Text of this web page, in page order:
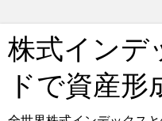
株式インデ
ドで資産形